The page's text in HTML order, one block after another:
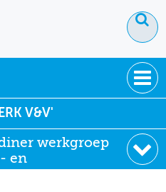
V&V'
werkgroep
en